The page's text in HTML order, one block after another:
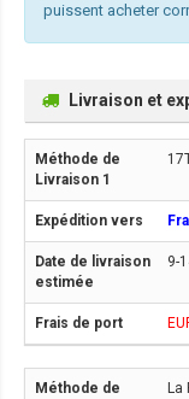
puissent acheter
Livraison et
9-
La